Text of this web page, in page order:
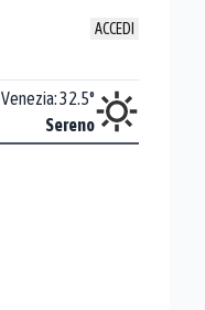
ACCEDI
Venezia:32.5°
Sereno